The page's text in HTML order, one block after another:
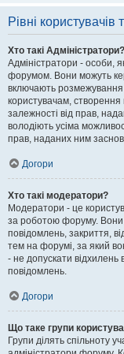
Рівні користувачів
Хто такі Адміністратори?
Адміністратори - особи,
форумом. Вони можуть
включають розмежування
користувачам, створення
залежності від прав,
володіють усіма
прав, наданих ним
Догори
Хто такі модератори?
Модератори - це
за роботою форуму. Вони
повідомлень, закриття,
тем на форумі, за який
- не допускати
повідомлень.
Догори
Що таке групи
Групи ділять спільноту